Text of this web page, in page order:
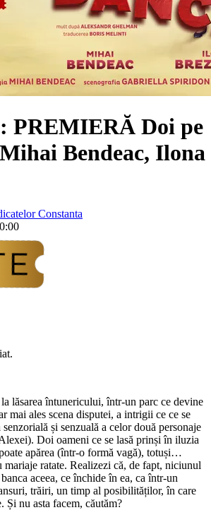
PREMIERĂ Doi pe
Bendeac, Ilona
Constanta
lăsarea întunericului, într-un parc ce devine
mai ales scena disputei, a intrigii ce ce se
și senzuală a celor două personaje
Doi oameni ce se lasă prinși în iluzia
apărea (într-o formă vagă), totuși…
mariaje ratate. Realizezi că, de fapt, niciunul
aceea, ce închide în ea, ca într-un
trăiri, un timp al posibilităților, în care
Și nu asta facem, căutăm?